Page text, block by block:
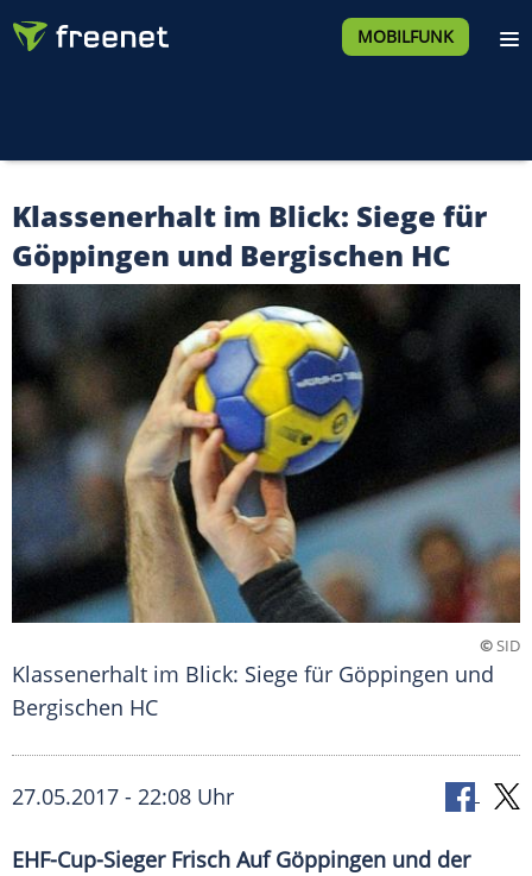
MOBILFUNK
Klassenerhalt im Blick: Siege für
Göppingen und Bergischen HC
©SID
Klassenerhalt im Blick: Siege für Göppingen und
Bergischen HC
27.05.2017 - 22:08 Uhr
EHF-Cup-Sieger Frisch Auf Göppingen und der